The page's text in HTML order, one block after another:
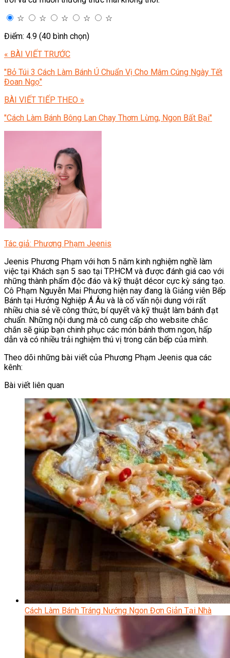
☆
☆ ☆ ☆
☆
Điểm: 4.9 (40 bình chọn)
« BÀI VIẾT TRƯỚC
"Bỏ Túi 3 Cách Làm Bánh Ú Chuẩn Vị Cho Mâm Cúng Ngày Tết
Đoan Ngọ"
BÀI VIẾT TIẾP THEO »
"Cách Làm Bánh Bông Lan Chay Thơm Lừng, Ngon Bất Bại"
Tác giả: Phương Phạm Jeenis
Jeenis Phương Phạm với hơn 5 năm kinh nghiệm nghề làm
việc tại Khách sạn 5 sao tại TP.HCM và được đánh giá cao với
những thành phẩm độc đáo và kỹ thuật décor cực kỳ sáng tạo.
Cô Phạm Nguyễn Mai Phương hiện nay đang là Giảng viên Bếp
Bánh tại Hướng Nghiệp Á Âu và là cố vấn nội dung với rất
nhiều chia sẻ về công thức, bí quyết và kỹ thuật làm bánh đạt
chuẩn. Những nội dung mà cô cung cấp cho website chắc
chắn sẽ giúp bạn chinh phục các món bánh thơm ngon, hấp
dẫn và có nhiều trải nghiệm thú vị trong căn bếp của mình.
Theo dõi những bài viết của Phương Phạm Jeenis qua các
kênh:
Bài viết liên quan
Cách Làm Bánh Tráng Nướng Ngon Đơn Giản Tại Nhà